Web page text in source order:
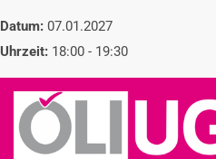
Datum: 07.01.2027
Uhrzeit: 18:00 - 19:30